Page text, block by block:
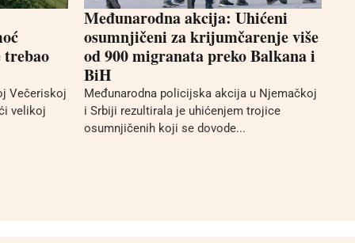
trebao
Večeriskoj
velikoj
Međunarodna akcija: Uhićeni
osumnjičeni za krijumčarenje više
od 900 migranata preko Balkana i
BiH
Međunarodna policijska akcija u Njemačkoj
i Srbiji rezultirala je uhićenjem trojice
osumnjičenih koji se dovode...